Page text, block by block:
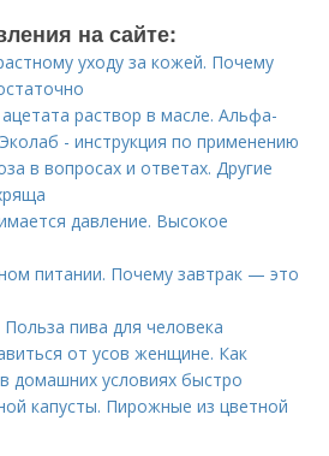
на сайте:
уходу за кожей. Почему
раствор в масле. Альфа-
- инструкция по применению
в вопросах и ответах. Другие
давление. Высокое
питании. Почему завтрак — это
пива для человека
от усов женщине. Как
домашних условиях быстро
капусты. Пирожные из цветной